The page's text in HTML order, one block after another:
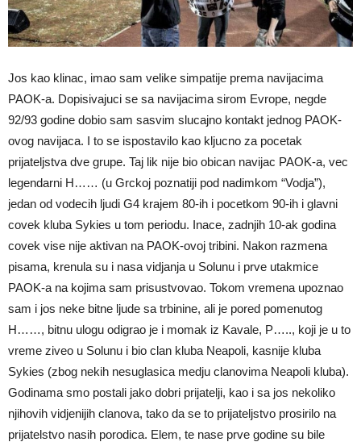
Jos kao klinac, imao sam velike simpatije prema navijacima
PAOK-a. Dopisivajuci se sa navijacima sirom Evrope, negde
92/93 godine dobio sam sasvim slucajno kontakt jednog PAOK-
ovog navijaca. I to se ispostavilo kao kljucno za pocetak
prijateljstva dve grupe. Taj lik nije bio obican navijac PAOK-a, vec
legendarni H…… (u Grckoj poznatiji pod nadimkom “Vodja”),
jedan od vodecih ljudi G4 krajem 80-ih i pocetkom 90-ih i glavni
covek kluba Sykies u tom periodu. Inace, zadnjih 10-ak godina
covek vise nije aktivan na PAOK-ovoj tribini. Nakon razmena
pisama, krenula su i nasa vidjanja u Solunu i prve utakmice
PAOK-a na kojima sam prisustvovao. Tokom vremena upoznao
sam i jos neke bitne ljude sa trbinine, ali je pored pomenutog
H……, bitnu ulogu odigrao je i momak iz Kavale, P….., koji je u to
vreme ziveo u Solunu i bio clan kluba Neapoli, kasnije kluba
Sykies (zbog nekih nesuglasica medju clanovima Neapoli kluba).
Godinama smo postali jako dobri prijatelji, kao i sa jos nekoliko
njihovih vidjenijih clanova, tako da se to prijateljstvo prosirilo na
prijatelstvo nasih porodica. Elem, te nase prve godine su bile